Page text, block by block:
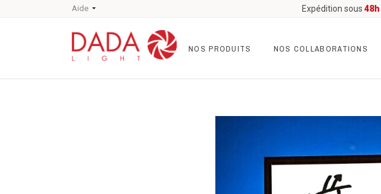
Aide Expédition sous 48h
NOS PRODUITS NOS COLLABORATIONS